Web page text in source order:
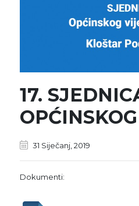
17.
31 Siječanj, 2019
Dokumenti: